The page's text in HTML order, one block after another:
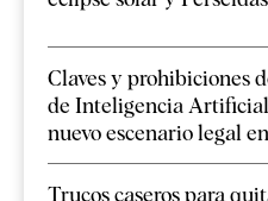
Claves y prohibiciones
de Inteligencia
nuevo escenario legal
Trucos caseros para